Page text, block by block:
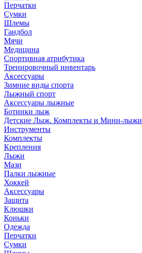
Перчатки
Сумки
Шлемы
Гандбол
Мячи
Медицина
Спортивная атрибутика
Тренировочный инвентарь
Аксессуары
Зимние виды спорта
Лыжный спорт
Аксессуары лыжные
Ботинки лыж
Детские Лыж. Комплекты и Мини-лыжи
Инструменты
Комплекты
Крепления
Лыжи
Мази
Палки лыжные
Хоккей
Аксессуары
Защита
Клюшки
Коньки
Одежда
Перчатки
Сумки